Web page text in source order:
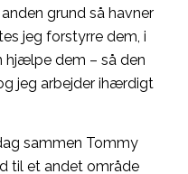
grund så havner
jeg forstyrre dem, i
hjælpe dem – så den
jeg arbejder ihærdigt
sammen Tommy
til et andet område